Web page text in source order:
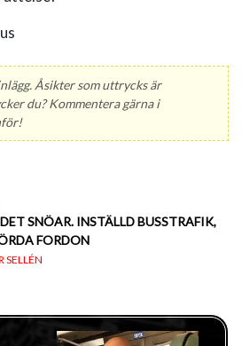
Åsikter som uttrycks är
du? Kommentera gärna i
SNÖAR. INSTÄLLD BUSSTRAFIK,
FORDON
SELLÉN